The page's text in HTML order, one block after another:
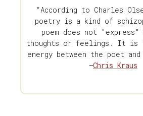
“According to Charles
poetry is a kind of
poem does not
thoughts or feelings. It is
energy between the poet
—Chris Kraus